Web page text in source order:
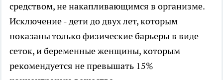
средством, не накапливающимся в организме.
Исключение - дети до двух лет, которым
показаны только физические барьеры в виде
сеток, и беременные женщины, которым
рекомендуется не превышать 15%